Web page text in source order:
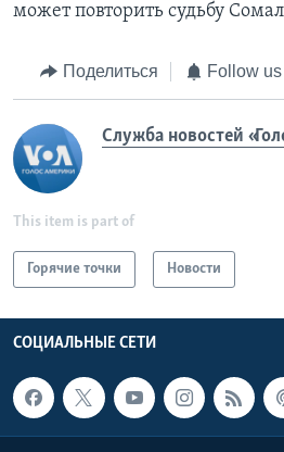
может повторить судьбу
Поделиться Follow us
Служба новостей
This item is part of
Горячие точки Новости
СОЦИАЛЬНЫЕ СЕТИ